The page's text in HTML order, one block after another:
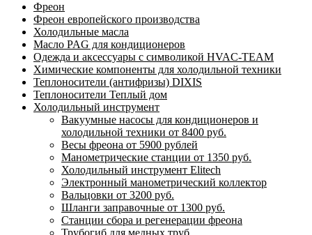
Фреон
Фреон европейского производства
Холодильные масла
Масло PAG для кондиционеров
Одежда и аксессуары с символикой HVAC-TEAM
Химические компоненты для холодильной техники
Теплоносители (антифризы) DIXIS
Теплоносители Теплый дом
Холодильный инструмент
Вакуумные насосы для кондиционеров и
холодильной техники от 8400 руб.
Весы фреона от 5900 рублей
Манометрические станции от 1350 руб.
Холодильный инструмент Elitech
Электронный манометрический коллектор
Вальцовки от 3200 руб.
Шланги заправочные от 1300 руб.
Станции сбора и регенерации фреона